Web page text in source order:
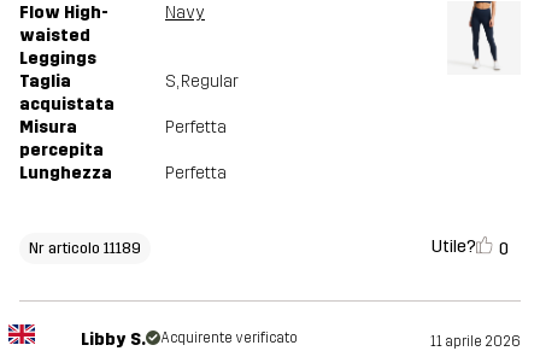
Flow High-
waisted
Leggings
Navy
Taglia
acquistata
S, Regular
Misura
percepita
Perfetta
Lunghezza Perfetta
Nr articolo 11189 Utile? 0
Libby S. Acquirente verificato 11 aprile 2026